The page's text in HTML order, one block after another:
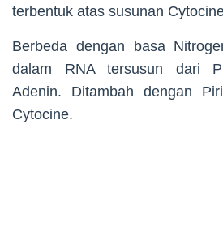
terbentuk atas susunan
Berbeda dengan basa
dalam RNA tersusun dari
Adenin. Ditambah dengan
Cytocine.